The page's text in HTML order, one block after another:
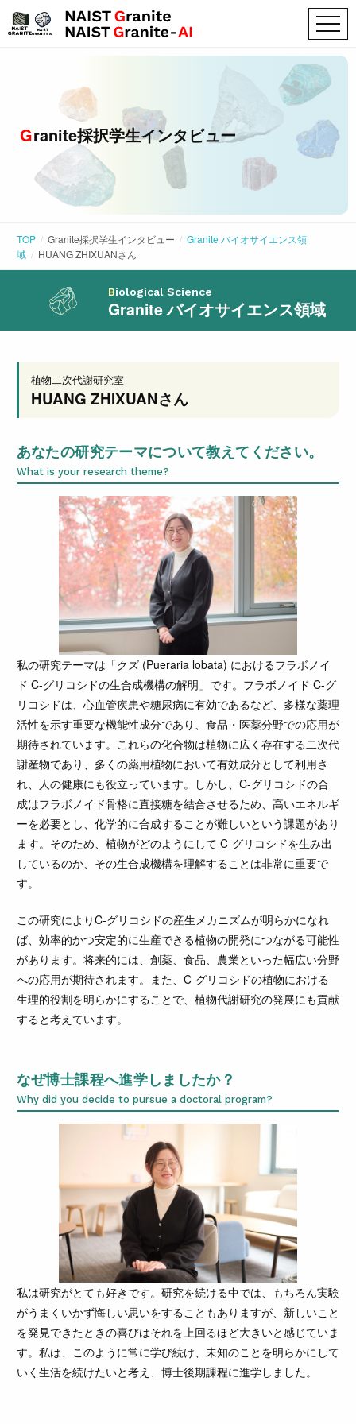
Granite採択学生インタビュー
TOP Granite採択学生インタビュー
Granite バイオサイエンス領
域
HUANG ZHIXUANさん
Biological Science
Granite バイオサイエンス領域
植物二次代謝研究室
HUANG ZHIXUANさん
あなたの研究テーマについて教えてください。
What is your research theme?
私の研究テーマは「クズ (Pueraria lobata) におけるフラボノイ
ド C-グリコシドの生合成機構の解明」です。フラボノイド C-グ
リコシドは、心血管疾患や糖尿病に有効であるなど、多様な薬理
活性を示す重要な機能性成分であり、食品・医薬分野での応用が
期待されています。これらの化合物は植物に広く存在する二次代
謝産物であり、多くの薬用植物において有効成分として利用さ
れ、人の健康にも役立っています。しかし、C-グリコシドの合
成はフラボノイド骨格に直接糖を結合させるため、高いエネルギ
ーを必要とし、化学的に合成することが難しいという課題があり
ます。そのため、植物がどのようにして C-グリコシドを生み出
しているのか、その生合成機構を理解することは非常に重要で
す。
この研究によりC-グリコシドの産生メカニズムが明らかになれ
ば、効率的かつ安定的に生産できる植物の開発につながる可能性
があります。将来的には、創薬、食品、農業といった幅広い分野
への応用が期待されます。また、C-グリコシドの植物における
生理的役割を明らかにすることで、植物代謝研究の発展にも貢献
すると考えています。
なぜ博士課程へ進学しましたか？
Why did you decide to pursue a doctoral program?
私は研究がとても好きです。研究を続ける中では、もちろん実験
がうまくいかず悔しい思いをすることもありますが、新しいこと
を発見できたときの喜びはそれを上回るほど大きいと感じていま
す。私は、このように常に学び続け、未知のことを明らかにして
いく生活を続けたいと考え、博士後期課程に進学しました。